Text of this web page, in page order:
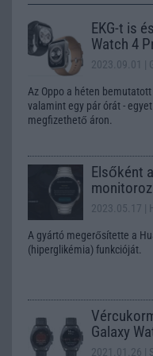
EKG-t is
Watch 4
2023.09.01
Az Oppo a héten
valamint egy pár órát -
megfizethető áron.
Elsőként
2023.05.17
A gyártó megerősítette a
(hiperglikémia) funkcióját.
Galaxy
2021.01.26